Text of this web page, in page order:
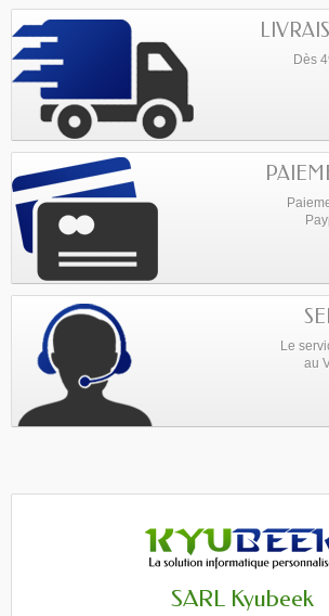
Dès
Le
au
SARL Kyubeek